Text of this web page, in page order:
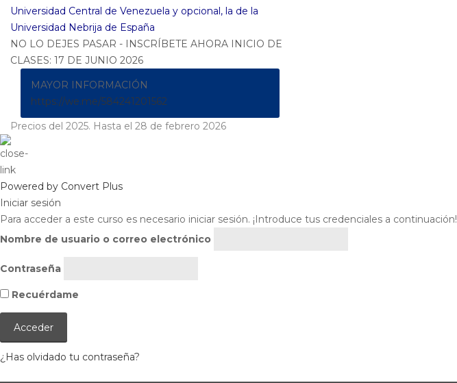
Universidad Central de Venezuela y opcional, la de la
Universidad Nebrija de España
NO LO DEJES PASAR - INSCRÍBETE AHORA INICIO DE
CLASES: 17 DE JUNIO 2026
MAYOR INFORMACIÓN
https://we.me/584241201562
Precios del 2025. Hasta el 28 de febrero 2026
Powered by Convert Plus
Iniciar sesión
Para acceder a este curso es necesario iniciar sesión. ¡Introduce tus credenciales a continuación!
Nombre de usuario o correo electrónico
Contraseña
Recuérdame
¿Has olvidado tu contraseña?